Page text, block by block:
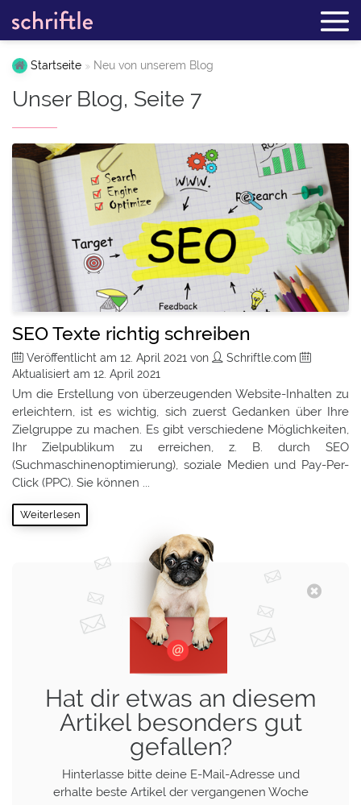
Startseite Neu von unserem Blog
Unser Blog, Seite 7
SEO Texte richtig schreiben
Veröffentlicht am 12. April 2021 von
Schriftle.com
Aktualisiert am 12. April 2021
Um die Erstellung von überzeugenden Website-Inhalten zu
erleichtern, ist es wichtig, sich zuerst Gedanken über Ihre
Zielgruppe zu machen. Es gibt verschiedene Möglichkeiten,
Ihr Zielpublikum zu erreichen, z. B. durch SEO
(Suchmaschinenoptimierung), soziale Medien und Pay-Per-
Click (PPC). Sie können ...
Weiterlesen
Hat dir etwas an diesem
Artikel besonders gut
gefallen?
Hinterlasse bitte deine E-Mail-Adresse und
erhalte beste Artikel der vergangenen Woche